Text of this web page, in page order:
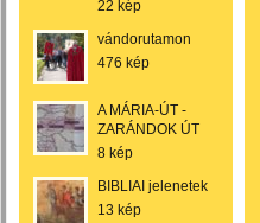
22 kép
vándorutamon
476 kép
A MÁRIA-ÚT -
ZARÁNDOK ÚT
8 kép
BIBLIAI jelenetek
13 kép